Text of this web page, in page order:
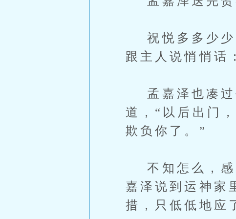
祝悦多多少少
跟主人说悄悄话
孟嘉泽也凑过
道，“以后出门
欺负你了。”
不知怎么，感
嘉泽说到运神家
措，只低低地应